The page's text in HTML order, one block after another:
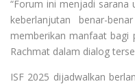
“Forum ini menjadi
keberlanjutan benar-
memberikan manfaat bagi
Rachmat dalam dialog
ISF 2025 dijadwalkan